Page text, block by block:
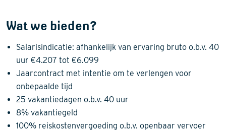
Wat we bieden?
Salarisindicatie: afhankelijk van ervaring bruto o.b.v. 40
uur €4.207 tot €6.099
Jaarcontract met intentie om te verlengen voor
onbepaalde tijd
25 vakantiedagen o.b.v. 40 uur
8% vakantiegeld
100% reiskostenvergoeding o.b.v. openbaar vervoer